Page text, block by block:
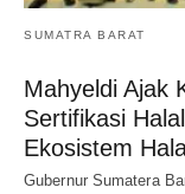
SUMATRA BARAT
Mahyeldi Ajak
Sertifikasi
Ekosistem
Gubernur Sumatera